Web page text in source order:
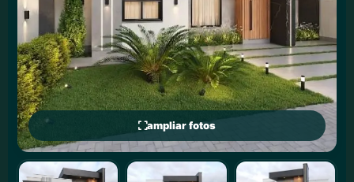
ampliar fotos